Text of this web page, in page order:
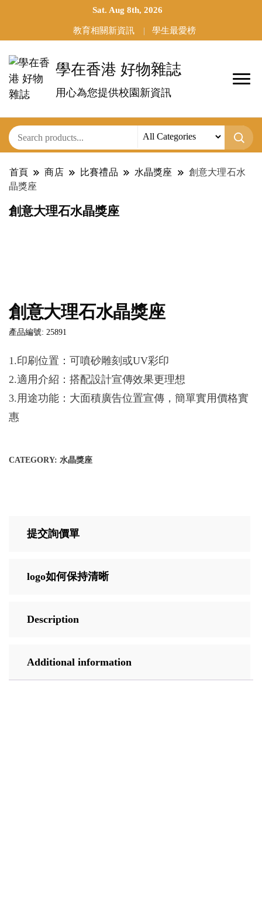
Sat. Aug 8th, 2026
教育相關新資訊 學生最愛榜
學在香港 好物雜誌
用心為您提供校園新資訊
首頁 商店 比賽禮品 水晶獎座
創意大理石水
晶獎座
創意大理石水晶獎座
創意大理石水晶獎座
產品編號: 25891
1.印刷位置：可噴砂雕刻或UV彩印
2.適用介紹：搭配設計宣傳效果更理想
3.用途功能：大面積廣告位置宣傳，簡單實用價格實
惠
CATEGORY: 水晶獎座
提交詢價單
logo如何保持清晰
Description
Additional information